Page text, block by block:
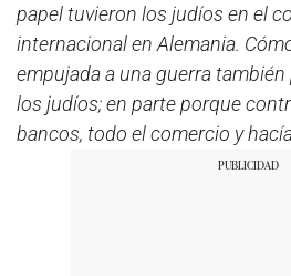
papel tuvieron los judíos en el
internacional en Alemania.
empujada a una guerra
los judíos; en parte porque
bancos, todo el comercio y